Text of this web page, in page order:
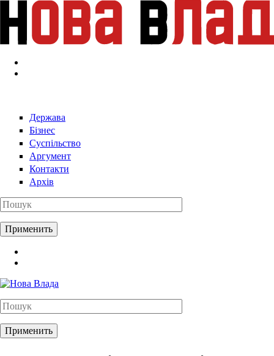
Перейти к основному содержанию
Держава
Бізнес
Суспільство
Аргумент
Контакти
Архів